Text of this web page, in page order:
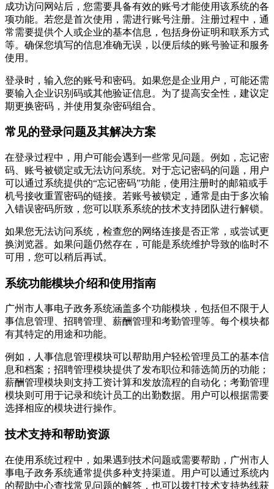
成功访问网站后，您需要具备有效的账号才能使用该系统的各
项功能。若您是首次使用，需进行账号注册。注册过程中，通
常需要提供个人或企业的基本信息，包括身份证明和联系方式
等。确保您填写的信息准确无误，以便后续的账号验证和服务
使用。
登录时，输入您的账号和密码。如果您是企业用户，可能还需
要输入企业识别码或其他验证信息。为了提高安全性，建议定
期更换密码，并使用复杂密码组合。
常见的登录问题及其解决方案
在登录过程中，用户可能会遇到一些常见问题。例如，忘记密
码、账号被锁定或无法访问系统。对于忘记密码的问题，用户
可以通过系统提供的“忘记密码”功能，使用注册时的邮箱或手
机号接收重置密码的链接。若账号被锁定，通常是由于多次输
入错误密码所致，您可以联系系统的技术支持团队进行解锁。
如果您无法访问系统，检查您的网络连接是否正常，或尝试更
换浏览器。如果问题仍然存在，可能是系统维护导致的临时不
可用，您可以稍后再试。
系统功能模块介绍和使用指南
广州市人事电子政务系统涵盖多个功能模块，包括但不限于人
事信息管理、招聘管理、薪酬管理和考勤管理等。每个模块都
有其特定的用途和功能。
例如，人事信息管理模块可以帮助用户轻松管理员工的基本信
息和档案；招聘管理模块提供了发布职位和筛选简历的功能；
薪酬管理模块则支持工资计算和发放流程的自动化；考勤管理
模块则可用于记录和统计员工的出勤数据。用户可以根据需要
选择相应的模块进行操作。
技术支持和帮助资源
在使用系统过程中，如果遇到技术问题或需要帮助，广州市人
事电子政务系统通常提供多种支持渠道。用户可以通过系统内
的帮助中心查找常见问题的解答，也可以拨打技术支持热线获